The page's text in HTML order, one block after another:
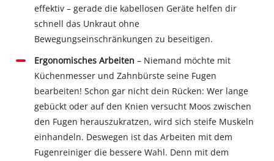
effektiv – gerade die kabellosen Geräte helfen dir
schnell das Unkraut ohne
Bewegungseinschränkungen zu beseitigen.
Ergonomisches Arbeiten – Niemand möchte mit
Küchenmesser und Zahnbürste seine Fugen
bearbeiten! Schon gar nicht dein Rücken: Wer lange
gebückt oder auf den Knien versucht Moos zwischen
den Fugen herauszukratzen, wird sich steife Muskeln
einhandeln. Deswegen ist das Arbeiten mit dem
Fugenreiniger die bessere Wahl. Denn mit dem